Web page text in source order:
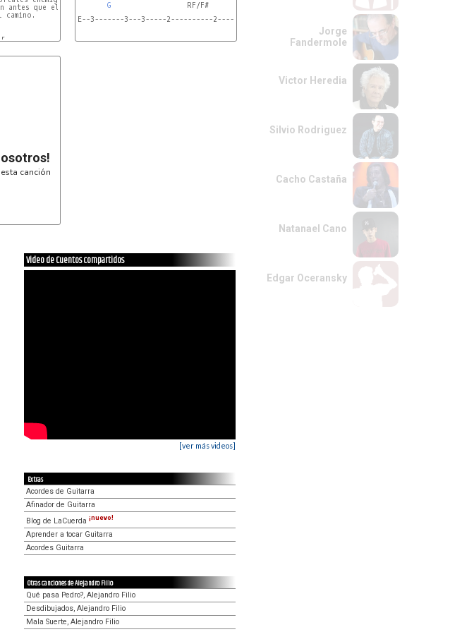
antes que el olvido
camino.
G
                  RF/F#
E--3-------3---3-----2----------2-------|
canción
Video de Cuentos compartidos
[ver más videos]
Extras
Acordes de Guitarra
Afinador de Guitarra
Blog de LaCuerda ¡nuevo!
Aprender a tocar Guitarra
Acordes Guitarra
Otras canciones de Alejandro Filio
Qué pasa Pedro?, Alejandro Filio
Desdibujados, Alejandro Filio
Mala Suerte, Alejandro Filio
Jorge
Fandermole
Victor Heredia
Silvio Rodriguez
Cacho Castaña
Natanael Cano
Edgar Oceransky